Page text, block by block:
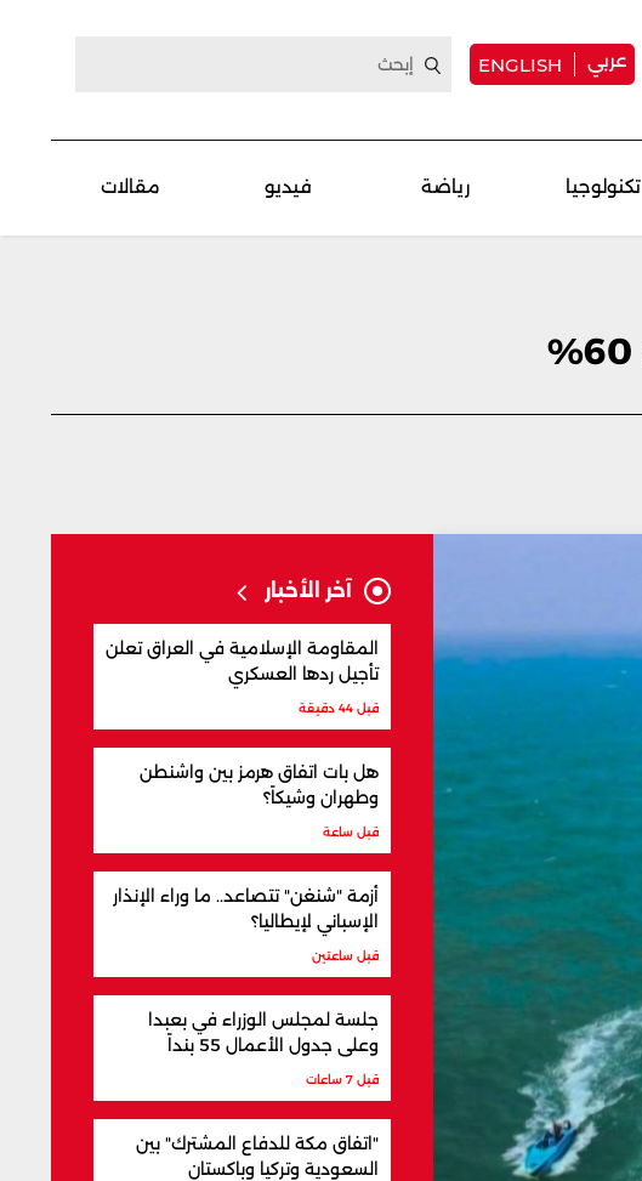
عربي ENGLISH
تكنولوجيا رياضة فيديو مقالات
آخر الأخبار
المقاومة الإسلامية في العراق تعلن
تأجيل ردها العسكري
قبل 44 دقيقة
هل بات اتفاق هرمز بين واشنطن
وطهران وشيكاً؟
قبل ساعة
أزمة "شنغن" تتصاعد.. ما وراء الإنذار
الإسباني لإيطاليا؟
قبل ساعتين
جلسة لمجلس الوزراء في بعبدا
وعلى جدول الأعمال 55 بنداً
قبل 7 ساعات
"اتفاق مكة للدفاع المشترك" بين
السعودية وتركيا وباكستان